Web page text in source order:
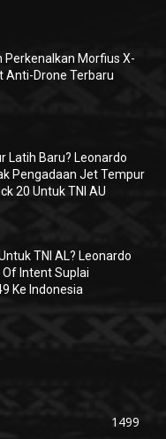
Perkenalkan Morfius X-
Anti-Drone Terbaru
Latih Baru? Leonardo
Pengadaan Jet Tempur
20 Untuk TNI AU
TNI AL? Leonardo
Intent Suplai
Ke Indonesia
1499